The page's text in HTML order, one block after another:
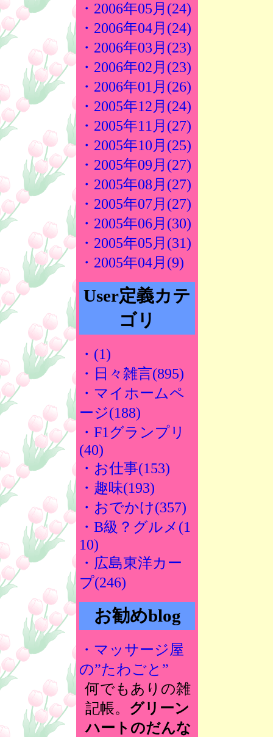
・2006年05月(24)
・2006年04月(24)
・2006年03月(23)
・2006年02月(23)
・2006年01月(26)
・2005年12月(24)
・2005年11月(27)
・2005年10月(25)
・2005年09月(27)
・2005年08月(27)
・2005年07月(27)
・2005年06月(30)
・2005年05月(31)
・2005年04月(9)
User定義カテ
ゴリ
・(1)
・日々雑言(895)
・マイホームペ
ージ(188)
・F1グランプリ
(40)
・お仕事(153)
・趣味(193)
・おでかけ(357)
・B級？グルメ(1
10)
・広島東洋カー
プ(246)
お勧めblog
・マッサージ屋
の”たわごと”
何でもありの雑
記帳。 グリーン
ハートのだんな